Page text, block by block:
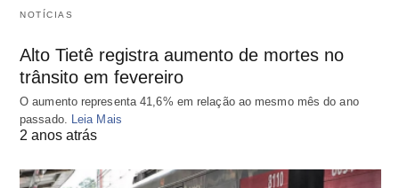
NOTÍCIAS
Alto Tietê registra aumento de mortes no
trânsito em fevereiro
O aumento representa 41,6% em relação ao mesmo mês do ano
passado.
Leia Mais
2 anos atrás